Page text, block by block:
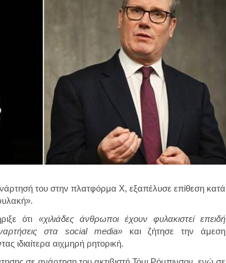
του στην πλατφόρμα X, εξαπέλυσε επίθεση κατά
ότι «χιλιάδες άνθρωποι έχουν φυλακιστεί επειδή
στα social media»και ζήτησε την άμεση
ιδιαίτερα αιχμηρή ρητορική.